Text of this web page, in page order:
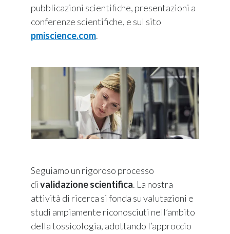
pubblicazioni scientifiche, presentazioni a
conferenze scientifiche, e sul sito
pmiscience.com.
Seguiamo un rigoroso processo
di validazione scientifica. La nostra
attività di ricerca si fonda su valutazioni e
studi ampiamente riconosciuti nell’ambito
della tossicologia, adottando l’approccio